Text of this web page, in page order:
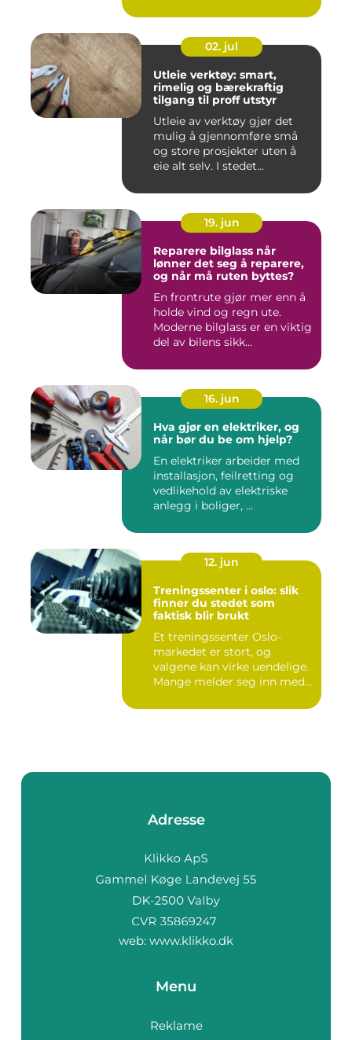
02. jul
Utleie verktøy: smart,
rimelig og bærekraftig
tilgang til proff utstyr
Utleie av verktøy gjør det
mulig å gjennomføre små
og store prosjekter uten å
eie alt selv. I stedet...
19. jun
Reparere bilglass når
lønner det seg å reparere,
og når må ruten byttes?
En frontrute gjør mer enn å
holde vind og regn ute.
Moderne bilglass er en viktig
del av bilens sikk...
16. jun
Hva gjør en elektriker, og
når bør du be om hjelp?
En elektriker arbeider med
installasjon, feilretting og
vedlikehold av elektriske
anlegg i boliger, ...
12. jun
Treningssenter i oslo: slik
finner du stedet som
faktisk blir brukt
Et treningssenter Oslo-
markedet er stort, og
valgene kan virke uendelige.
Mange melder seg inn med
Adresse
web: www.klikko.dk
Menu
Reklame